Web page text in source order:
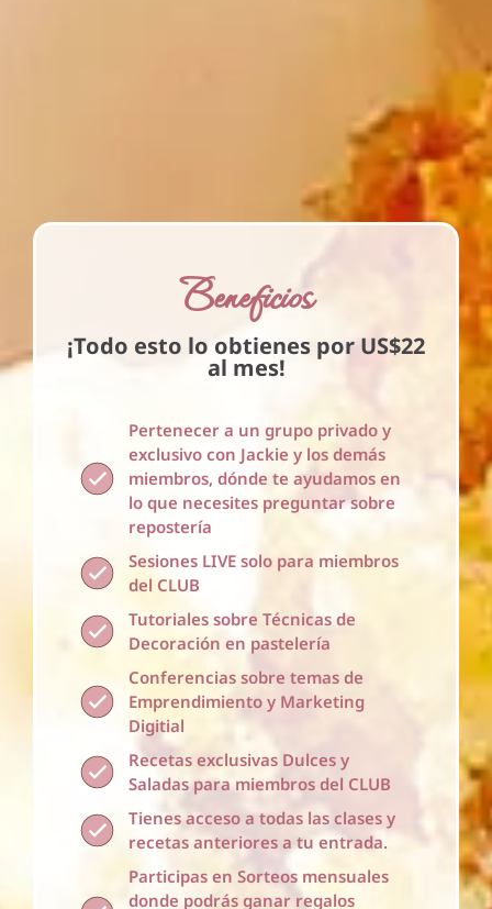
Beneficios
¡Todo esto lo obtienes por US$22
al mes!
Pertenecer a un grupo privado y
exclusivo con Jackie y los demás
miembros, dónde te ayudamos en
lo que necesites preguntar sobre
repostería
Sesiones LIVE solo para miembros
del CLUB
Tutoriales sobre Técnicas de
Decoración en pastelería
Conferencias sobre temas de
Emprendimiento y Marketing
Digitial
Recetas exclusivas Dulces y
Saladas para miembros del CLUB
Tienes acceso a todas las clases y
recetas anteriores a tu entrada.
Participas en Sorteos mensuales
donde podrás ganar regalos